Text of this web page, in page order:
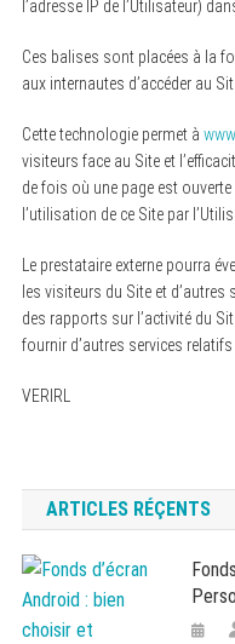
l’adresse IP de l’Utilisateur)
Ces balises sont placées à la
aux internautes d’accéder au
Cette technologie permet à
visiteurs face au Site et
de fois où une page est
l’utilisation de ce Site par
Le prestataire externe pourra
les visiteurs du Site et
des rapports sur l’activité du
fournir d’autres services relatifs
VERIRL
ARTICLES RÉÇENTS